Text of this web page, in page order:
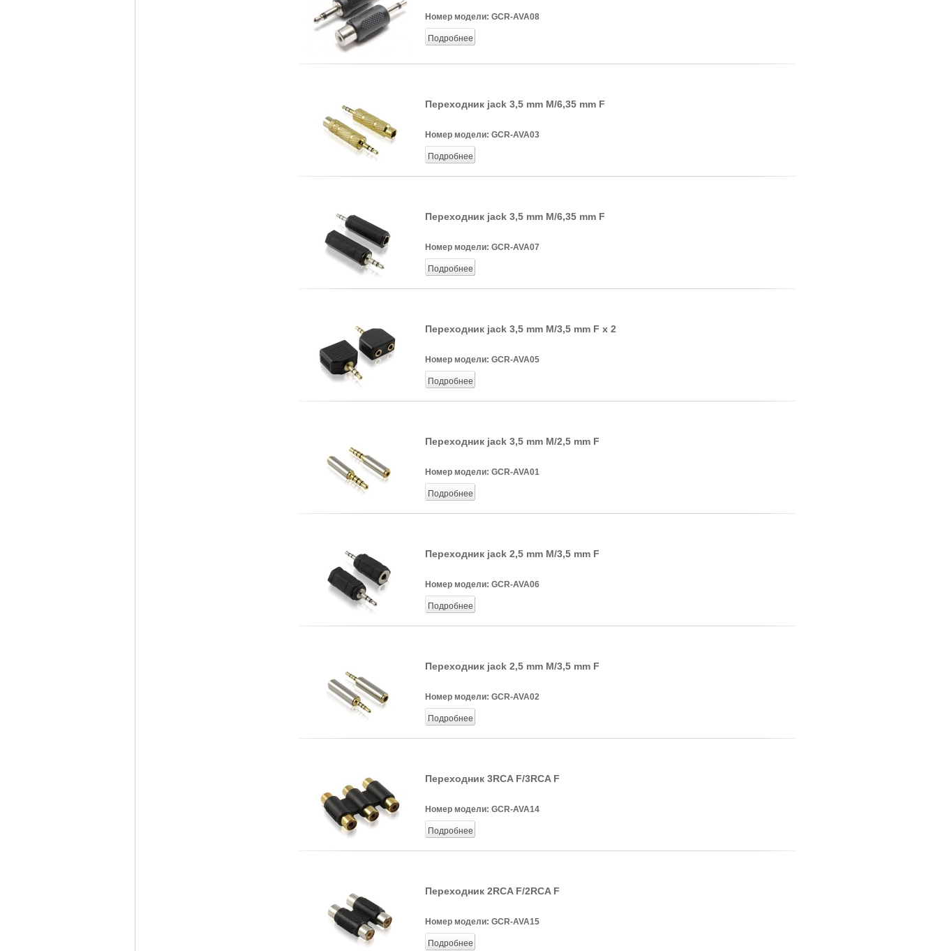
Номер модели: GCR-AVA08
Подробнее
Переходник jack 3,5 mm M/6,35 mm F
Номер модели: GCR-AVA03
Подробнее
Переходник jack 3,5 mm M/6,35 mm F
Номер модели: GCR-AVA07
Подробнее
Переходник jack 3,5 mm M/3,5 mm F x 2
Номер модели: GCR-AVA05
Подробнее
Переходник jack 3,5 mm M/2,5 mm F
Номер модели: GCR-AVA01
Подробнее
Переходник jack 2,5 mm M/3,5 mm F
Номер модели: GCR-AVA06
Подробнее
Переходник jack 2,5 mm M/3,5 mm F
Номер модели: GCR-AVA02
Подробнее
Переходник 3RCA F/3RCA F
Номер модели: GCR-AVA14
Подробнее
Переходник 2RCA F/2RCA F
Номер модели: GCR-AVA15
Подробнее